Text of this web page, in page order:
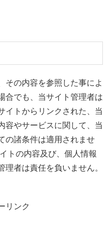
その内容を参照した事によ
合でも、当サイト管理者は
イトからリンクされた、当
容やサービスに関して、当
の諸条件は適用されませ
トの内容及び、個人情報
者は責任を負いません。
リンク